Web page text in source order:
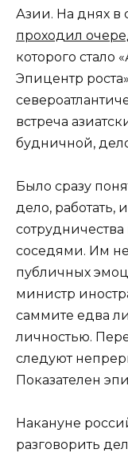
Азии. На днях в
проходил
которого стало
Эпицентр
встреча
будничной,
Было сразу
дело, работать,
соседями. Им
публичных
министр
саммите едва
личностью.
следуют
Показателен
Накануне
разговорить